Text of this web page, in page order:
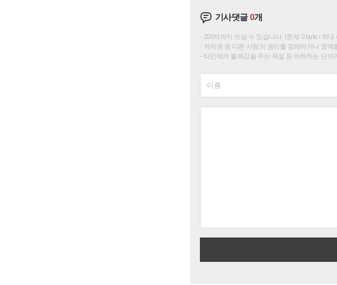
기사댓글0개
200자까지 쓰실 수 있습니다. (현재 0 byte / 최대
저작권 등 다른 사람의 권리를 침해하거나 명
타인에게 불쾌감을 주는 욕설 등 비하하는 단